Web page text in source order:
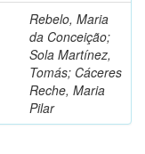
Rebelo, Maria
da Conceição;
Sola Martínez,
Tomás; Cáceres
Reche, Maria
Pilar